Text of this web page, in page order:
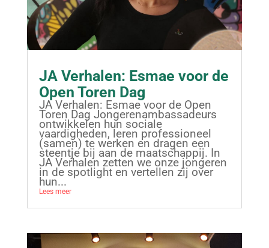
JA Verhalen: Esmae voor de
Open Toren Dag
JA Verhalen: Esmae voor de Open
Toren Dag Jongerenambassadeurs
ontwikkelen hun sociale
vaardigheden, leren professioneel
(samen) te werken en dragen een
steentje bij aan de maatschappij. In
JA Verhalen zetten we onze jongeren
in de spotlight en vertellen zij over
hun...
Lees meer